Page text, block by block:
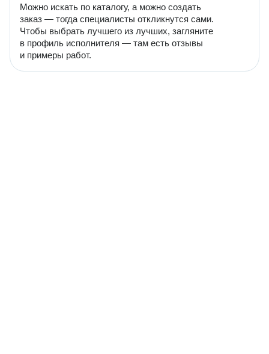
Можно искать по каталогу, а можно создать
заказ — тогда специалисты откликнутся сами.
Чтобы выбрать лучшего из лучших, загляните
в профиль исполнителя — там есть отзывы
и примеры работ.